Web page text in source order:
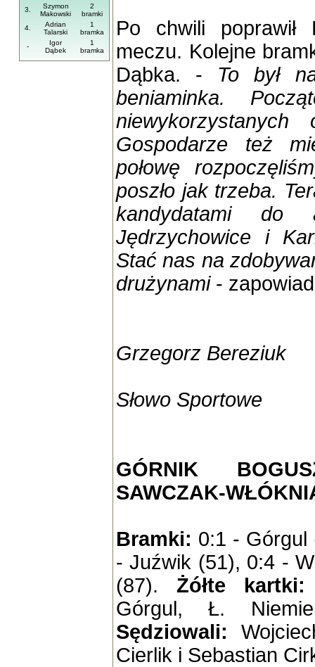
3.
Szymon
Makowski
2
bramki
4.
Adrian
Talarski
1
bramka
-
Igor
Dąbek
1
bramka
Po chwili poprawił
meczu. Kolejne
Dąbka. - To był
beniaminka.
Gospodarze też
połowę
poszło jak trzeba.
kandydatami do
Jędrzychowice i
Stać nas na
drużynami -
Grzegorz Bereziuk
Słowo Sportowe
GÓRNIK
SAWCZAK-
Bramki: 0:1 - Górgul
- Juźwik (51), 0:4 -
(87). Żółte
Górgul, Ł.
Sędziowali:
Cierlik i Sebastian